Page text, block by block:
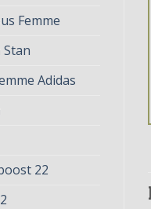
Femme
Stan
Adidas
22